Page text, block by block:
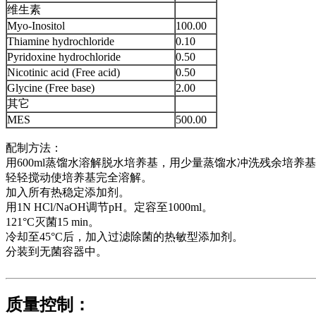
维生素
Myo-Inositol
100.00
Thiamine hydrochloride
0.10
Pyridoxine hydrochloride
0.50
Nicotinic acid (Free acid)
0.50
Glycine (Free base)
2.00
其它
MES
500.00
配制方法：
用600ml蒸馏水溶解脱水培养基，用少量蒸馏水冲洗残余培养
轻轻搅动使培养基完全溶解。
加入所有热稳定添加剂。
用1N HCl/NaOH调节pH。定容至1000ml。
121°C灭菌15 min。
冷却至45°C后，加入过滤除菌的热敏型添加剂。
分装到无菌容器中。
质量控制：